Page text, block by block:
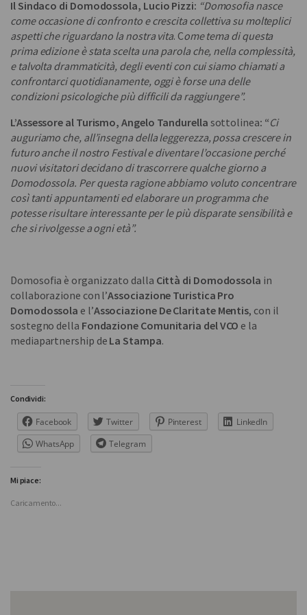
Il Sindaco di Domodossola, Lucio Pizzi: “Domosofia nasce
come occasione di confronto e crescita collettiva su molteplici
aspetti che riguardano la nostra vita. Come tema di questa
prima edizione è stata scelta una parola che, nella complessità,
e talvolta drammaticità, degli eventi con cui siamo chiamati a
confrontarci quotidianamente, oggi è forse una delle
condizioni psicologiche più difficili da raggiungere”.
L’Assessore al Turismo, Angelo Tandurella sottolinea: “Ci
auguriamo che, all’insegna della leggerezza, possa crescere in
futuro anche il nostro Festival e diventare l’occasione perché
nuovi visitatori decidano di trascorrere qualche giorno a
Domodossola. Per questa ragione abbiamo voluto concentrare
così tanti appuntamenti ed elaborare un programma che
potesse risultare interessante per le più disparate sensibilità e
che si rivolgesse a ogni età”.
Domosofia è organizzato dalla Città di Domodossola in
collaborazione con l’Associazione Turistica Pro
Domodossola e l’Associazione De Claritate Mentis, con il
sostegno della Fondazione Comunitaria del VCO e la
mediapartnership de La Stampa.
Condividi:
Facebook Twitter Pinterest
LinkedIn
WhatsApp
Telegram
Mi piace:
Caricamento...